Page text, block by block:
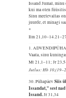
Issand Jumal,
kui ma olen
Sinu meelevallas
juurde, et minagi
*
Ilm
1.
Vaata, sinu
Mt 21,1–11; Jr
Jutlus: Hb
30. PühapäevSiis
Issandat," sest
Issand.Jr 31,34